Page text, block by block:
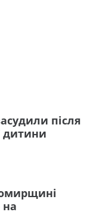
після
дитини
на